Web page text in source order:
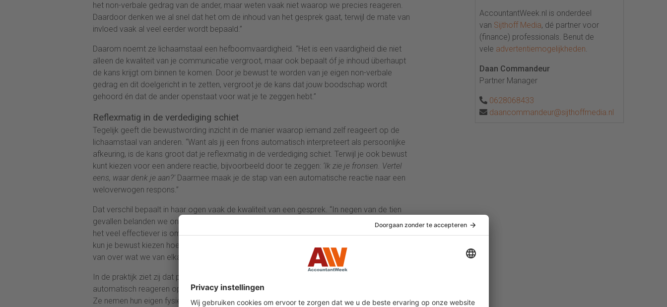
het non-verbale gedrag van de ander, maar weten vaak niet waarop we precies reageren.
Daardoor denken we al snel dat het om de inhoud van het gesprek gaat, terwijl de mate van
invloed vaak al veel eerder wordt bepaald.”
Daarom noemt ze lichaamstaal een hefboomvaardigheid. “Het is een vaardigheid die niet
alleen de kwaliteit van je communicatie vergroot, maar ook bepaalt óf je inhoud überhaupt
de kans krijgt om binnen te komen. Door je bewust te worden van je eigen non-verbale
gedrag en dit doelgericht in te zetten, vergroot je de kans dat jouw boodschap wordt
gehoord én dat de ander openstaat voor wat je te zeggen hebt.”
Reflexmatig in de verdediging schiet
Tegelijk geeft die bewustwording inzicht in de manier waarop iemand zelf reageert op de
lichaamstaal van anderen. “Want als jij een frons automatisch interpreteert als persoonlijke
afkeuring, is de kans groot dat je reflexmatig in de verdediging schiet. Terwijl je ook bewust
kunt kiezen voor een andere reactie, bijvoorbeeld door te zeggen: ‘Ik zie je fronsen. Vertel
eens, waar denk je aan?’ Daarmee maak je de stap van een automatische reactie naar een
weloverwogen respons.”
Dat verschil bepaalt in haar ogen vaak de kwaliteit van een gesprek. “In negen van de tien
gevallen belanden we ongemerkt in een machtsstrijd over onze onderlinge positie, terwijl
het veel effectiever is om eerst te onderzoeken waardoor we geraakt worden. Pas daarna
kun je bewust kiezen hoe je het gesprek voert, zodat het weer over de inhoud gaat in plaats
van over wat we van elkaar vinden.”
In de praktijk ziet zij dat professionals hun invloed vooral onbewust verzwakken doordat ze
automatisch reageren op de lichaamstaal van de ander, zonder zich daarvan bewust te zijn.
Ze nemen hun eigen fysieke signalen én die van de ander onvoldoende mee in hun
AccountantWeek.nl is onderdeel
van Sijthoff Media, dé partner voor
(finance) professionals. Benut de
vele advertentiemogelijkheden.
Daan Commandeur
Partner Manager
0628068433
daancommandeur@sijthoffmedia.nl